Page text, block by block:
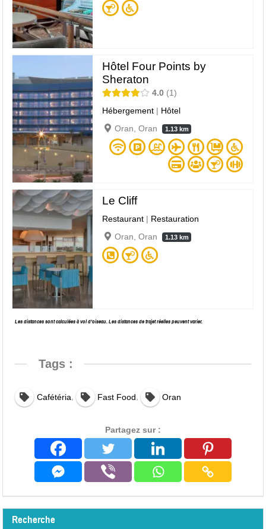
Hôtel Four Points by
Sheraton
4.0
1
Hébergement | Hôtel
Oran, Oran
1.13 km
Le Cliff
Restaurant | Restauration
Oran, Oran
1.13 km
Les distances sont calculées à vol d’oiseau. Les distances de trajet réelles peuvent varier.
Tags :
Cafétéria Fast Food Oran
Partagez sur :
Recherche